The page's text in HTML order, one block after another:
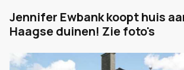
Jennifer Ewbank koopt huis
Haagse duinen! Zie foto's